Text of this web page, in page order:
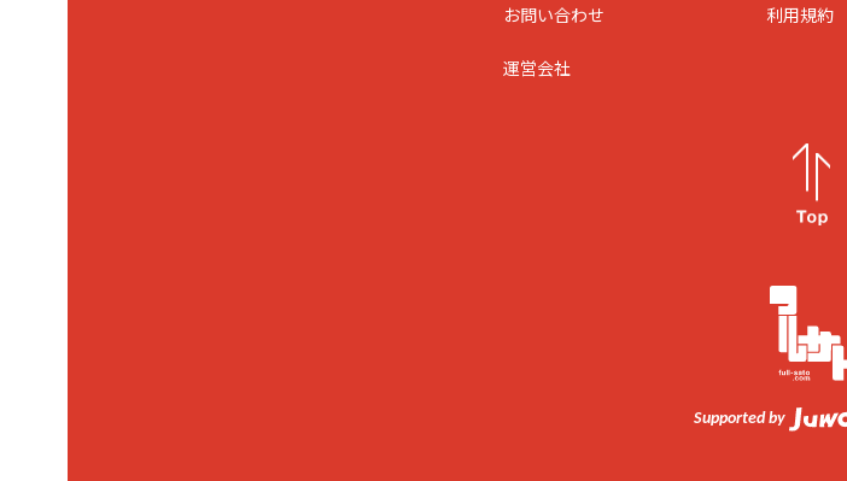
お問い合わせ 利用規約
運営会社
Supported by